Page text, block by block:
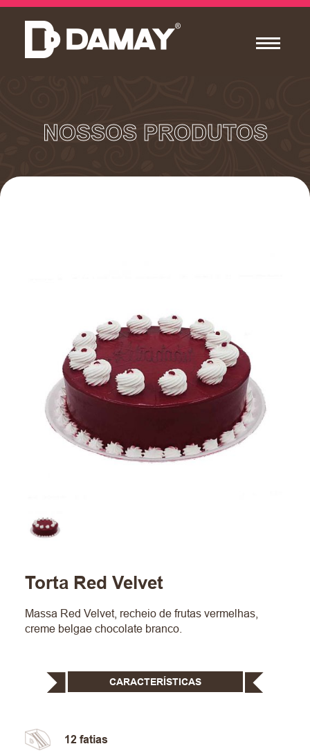
NOSSOS PRODUTOS
Torta Red Velvet
Massa Red Velvet, recheio de frutas vermelhas,
creme belgae chocolate branco.
CARACTERÍSTICAS
12 fatias